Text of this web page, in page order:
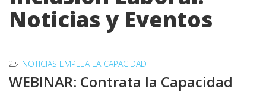
Noticias y Eventos
NOTICIAS EMPLEA LA CAPACIDAD
WEBINAR: Contrata la Capacidad